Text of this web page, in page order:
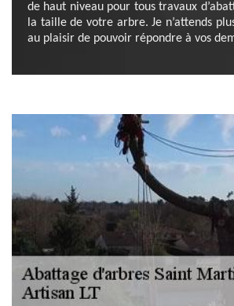
de haut niveau pour tous travaux
la taille de votre arbre. Je n’attends
au plaisir de pouvoir répondre à vos